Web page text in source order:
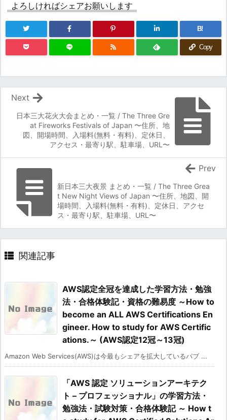
よろしければシェアお願いします
B!
Copy
日本三大花火大会まとめ・一覧 / The Three Gre
at Fireworks Festivals of Japan 〜住所、地
図、開場時間、入場料(無料・有料)、定休日、
アクセス・最寄り駅、駐車場、URL〜
Next
新日本三大夜景 まとめ・一覧 / The Three Grea
t New Night Views of Japan 〜住所、地図、開
場時間、入場料(無料・有料)、定休日、アクセ
ス・最寄り駅、駐車場、URL〜
Prev
関連記事
AWS認定全冠を達成した学習方法・勉強
法・合格体験記・資格の難易度 ～How to
become an ALL AWS Certifications En
gineer. How to study for AWS Certific
ations.～ (AWS認定12冠～13冠)
Amazon Web Services(AWS)は今最もシェアを拡大しているパブ ...
「AWS 認定 ソリューションアーキテク
ト – プロフェッショナル」の学習方法・
勉強法・試験対策・合格体験記 ～ How t